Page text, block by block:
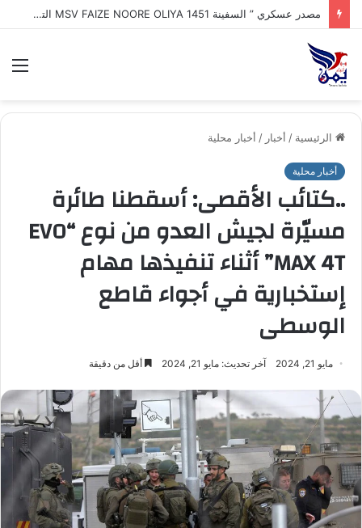
مصدر عسكري ” السفينة MSV FAIZE NOORE OLIYA 1451 التي ترفع علم الهند وتعرضت لهجوم بزورق مفخخ مجهول وغرقها في مياه البحر_الأحمر أثناء توجهها إلى ميناء المخا
الرئيسية / أخبار / أخبار محلية
أخبار محلية
..كتائب الأقصى: أسقطنا طائرة
مسيّرة لجيش العدو من نوع “EVO
MAX 4T” أثناء تنفيذها مهام
إستخبارية في أجواء قاطع
الوسطى
مايو 21, 2024 آخر تحديث: مايو 21, 2024 أقل من دقيقة